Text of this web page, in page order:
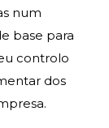
num
base para
controlo
dos